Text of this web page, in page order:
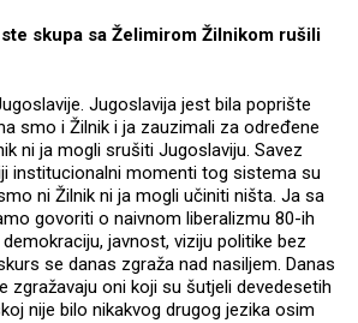
skupa sa Želimirom Žilnikom rušili
Jugoslavija jest bila poprište
smo i Žilnik i ja zauzimali za određene
ni ja mogli srušiti Jugoslaviju. Savez
institucionalni momenti tog sistema su
ni Žilnik ni ja mogli učiniti ništa. Ja sa
govoriti o naivnom liberalizmu 80-ih
javnost, viziju politike bez
se danas zgraža nad nasiljem. Danas
zgražavaju oni koji su šutjeli devedesetih
nije bilo nikakvog drugog jezika osim